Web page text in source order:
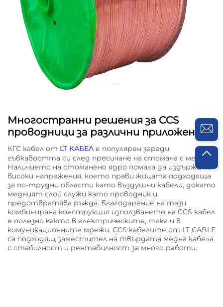
Многостранни решения за CCS
проводници за различни приложения
КГС кабел от LT КАБЕЛ е популярен заради
гъвкавостта си след пресичане на стомана с мед.
Наличието на стоманено ядро помага да издържи на
високи напрежения, което прави жицата подходяща
за по-трудни области като въздушни кабели, докато
медният слой служи като проводник и
предотвратява ръжда. Благодарение на тази
комбинирана конструкция използването на CCS кабел
е полезно както в електрическите, така и в
комуникационните мрежи. CCS кабелите от LT CABLE
са подходящ заместител на твърдата медна кабела
с стабилност и рентабилност за много работи.